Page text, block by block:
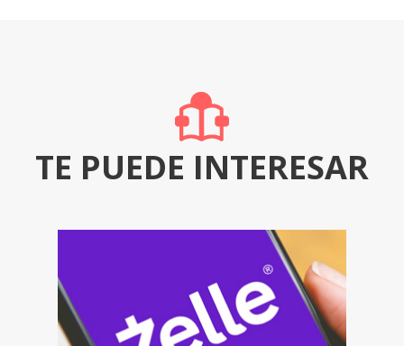
TE PUEDE INTERESAR